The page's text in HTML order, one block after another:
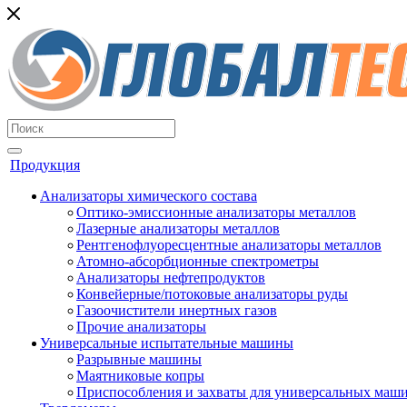
Продукция
Анализаторы химического состава
Оптико-эмиссионные анализаторы металлов
Лазерные анализаторы металлов
Рентгенофлуоресцентные анализаторы металлов
Атомно-абсорбционные спектрометры
Анализаторы нефтепродуктов
Конвейерные/потоковые анализаторы руды
Газоочистители инертных газов
Прочие анализаторы
Универсальные испытательные машины
Разрывные машины
Маятниковые копры
Приспособления и захваты для универсальных